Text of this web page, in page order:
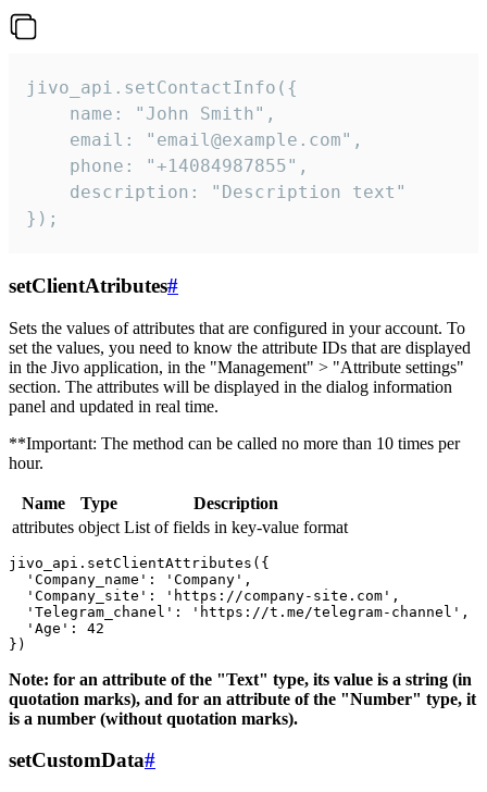
jivo_api.setContactInfo({
    name: "John Smith",
    email: "email@example.com",
    phone: "+14084987855",
    description: "Description text"
});
setClientAtributes#
Sets the values ​​of attributes that are configured in your account. To
set the values, you need to know the attribute IDs that are displayed
in the Jivo application, in the "Management" > "Attribute settings"
section. The attributes will be displayed in the dialog information
panel and updated in real time.
**Important: The method can be called no more than 10 times per
hour.
Name Type
Description
attributes object List of fields in key-value format
jivo_api.setClientAttributes({
  'Company_name': 'Company',
  'Company_site': 'https://company-site.com',
  'Telegram_chanel': 'https://t.me/telegram-channel',
  'Age': 42
Note: for an attribute of the "Text" type, its value is a string (in
quotation marks), and for an attribute of the "Number" type, it
is a number (without quotation marks).
setCustomData#